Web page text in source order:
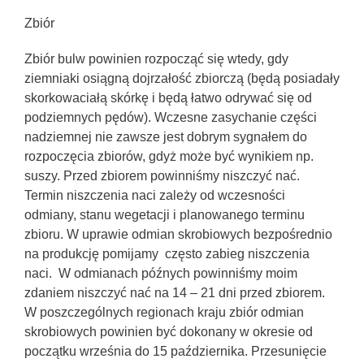
Zbiór
Zbiór bulw powinien rozpocząć się wtedy, gdy
ziemniaki osiągną dojrzałość zbiorczą (będą posiadały
skorkowaciałą skórkę i będą łatwo odrywać się od
podziemnych pędów). Wczesne zasychanie części
nadziemnej nie zawsze jest dobrym sygnałem do
rozpoczęcia zbiorów, gdyż może być wynikiem np.
suszy. Przed zbiorem powinniśmy niszczyć nać.
Termin niszczenia naci zależy od wczesności
odmiany, stanu wegetacji i planowanego terminu
zbioru. W uprawie odmian skrobiowych bezpośrednio
na produkcję pomijamy często zabieg niszczenia
naci. W odmianach późnych powinniśmy moim
zdaniem niszczyć nać na 14 – 21 dni przed zbiorem.
W poszczególnych regionach kraju zbiór odmian
skrobiowych powinien być dokonany w okresie od
początku września do 15 października. Przesunięcie